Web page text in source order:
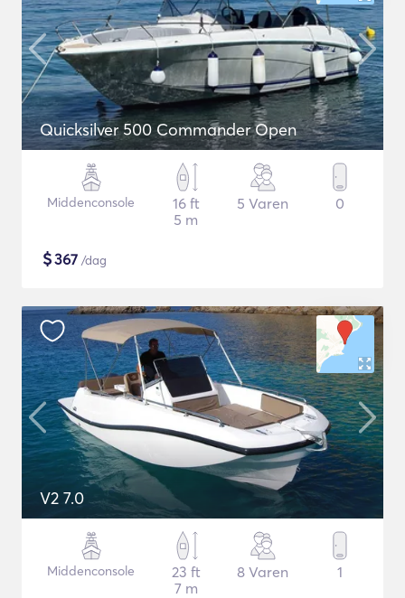
Quicksilver 500 Commander Open
Middenconsole
16 ft
5 m
5 Varen 0
$367 /dag
V2 7.0
Middenconsole
23 ft
7 m
8 Varen 1